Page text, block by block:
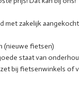
met zakelijk
(nieuwe fietsen)
staat van
bij fietsenwinkels of